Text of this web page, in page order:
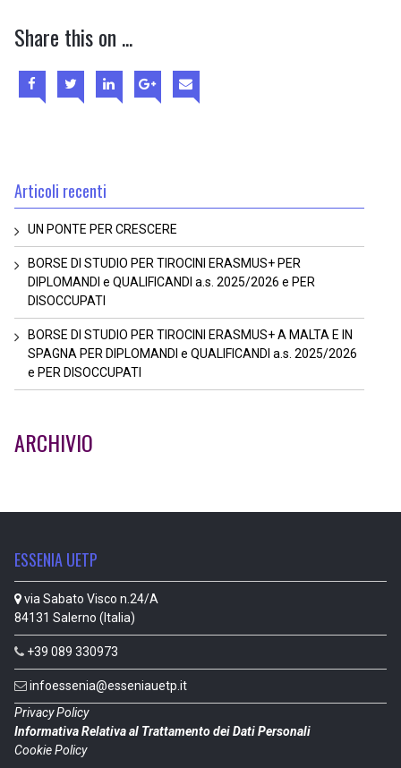
Share this on ...
Articoli recenti
UN PONTE PER CRESCERE
BORSE DI STUDIO PER TIROCINI ERASMUS+ PER
DIPLOMANDI e QUALIFICANDI a.s. 2025/2026 e PER
DISOCCUPATI
BORSE DI STUDIO PER TIROCINI ERASMUS+ A MALTA E IN
SPAGNA PER DIPLOMANDI e QUALIFICANDI a.s. 2025/2026
e PER DISOCCUPATI
ARCHIVIO
ESSENIA UETP
via Sabato Visco n.24/A
84131 Salerno (Italia)
+39 089 330973
infoessenia@esseniauetp.it
Privacy Policy
Informativa Relativa al Trattamento dei Dati Personali
Cookie Policy